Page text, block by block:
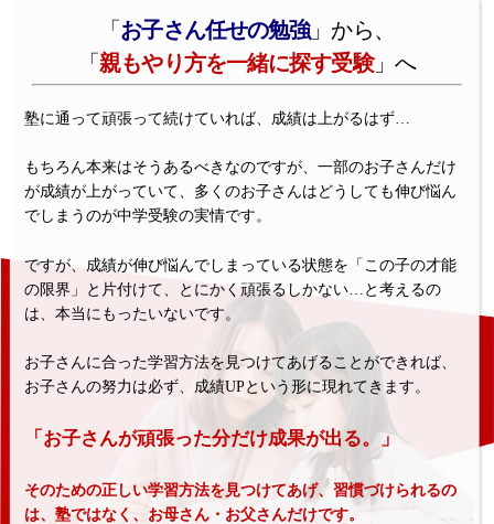
「お子さん任せの勉強」から、
「親もやり方を一緒に探す受験」へ
塾に通って頑張って続けていれば、成績は上がるはず…
もちろん本来はそうあるべきなのですが、一部のお子さんだけ
が成績が上がっていて、多くのお子さんはどうしても伸び悩ん
でしまうのが中学受験の実情です。
ですが、成績が伸び悩んでしまっている状態を「この子の才能
の限界」と片付けて、とにかく頑張るしかない…と考えるの
は、本当にもったいないです。
お子さんに合った学習方法を見つけてあげることができれば、
お子さんの努力は必ず、成績UPという形に現れてきます。
「お子さんが頑張った分だけ成果が出る。」
そのための正しい学習方法を見つけてあげ、習慣づけられるの
は、塾ではなく、お母さん・お父さんだけです。